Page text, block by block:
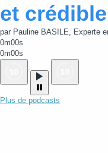
et
par Pauline BASILE, Experte
0m00s
0m00s
Plus de podcasts